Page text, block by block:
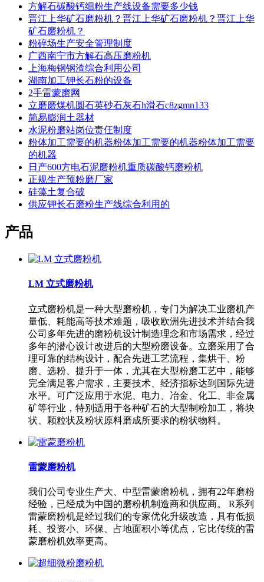
方解石碳酸钙细粉生产线设备需要多少钱
晋江上华矿石磨粉机？晋江上华矿石磨粉机？晋江上华
矿石磨粉机？
粉碎场生产安全管理制度
广西南宁市方解石高压磨粉机
上海梅钢钢渣综合利用公司
湖南加工钾长石粉的设备
2手雷蒙磨网
立磨磨煤机圆石英砂石灰石h滑石c8zgmn133
简易膨润土器材
水泥粉磨站岗位责仼制度
粉体加工需要的机器粉体加工需要的机器粉体加工需要
的机器
日产600方电石泥磨粉机重质碳酸钙磨粉机
正规生产预粉磨厂家
硅藻土复合破
供应钾长石磨粉生产线综合利用的
产品
LM 立式磨粉机
立式磨粉机是一种大型磨粉机，专门为解决工业磨机产
量低、耗能高等技术难题，吸收欧洲先进技术并结合我
公司多年先进的磨粉机设计制造理念和市场需求，经过
多年的潜心设计改进后的大型粉磨设备。立磨采用了合
理可靠的结构设计，配合先进工艺流程，集烘干、粉
磨、选粉、提升于一体，尤其在大型粉磨工艺中，能够
完全满足客户需求，主要技术、经济指标达到国际先进
水平。可广泛应用于水泥、电力、冶金、化工、非金属
矿等行业，特别适用于各种矿石的大型制粉加工，将块
状、颗粒状及粉状原料磨成所要求的粉状物料。
雷蒙磨粉机
我们公司专业生产大、中型雷蒙磨粉机，拥有22年磨粉
经验，已经成为中国的磨粉机制造商和供应商。 R系列
雷蒙磨粉机是经过我们的专家优化升级改造，具有低损
耗、投资小、环保、占地面积小等优点，它比传统的雷
蒙磨粉机效率更高。